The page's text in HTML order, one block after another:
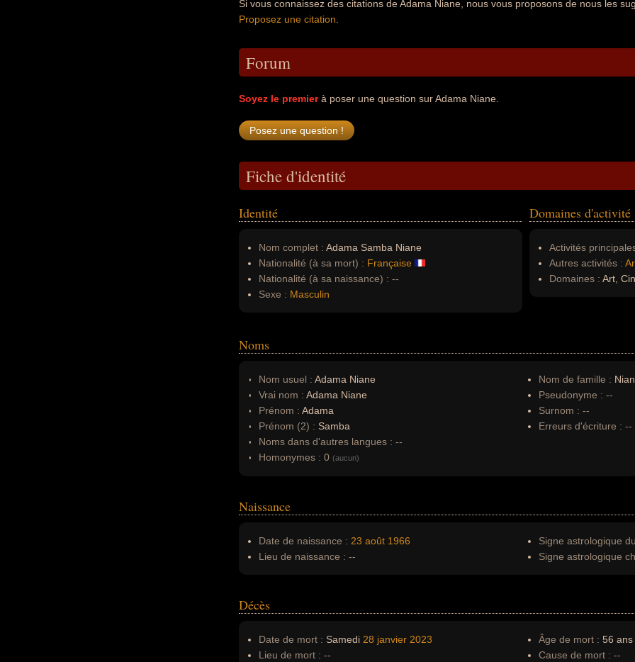
Si vous connaissez des citations de Adama Niane, nous vous proposons de nous les
Proposez une citation
Forum
Soyez le premierà poser une question sur Adama Niane.
Fiche d'identité
Identité
Nom complet : Adama Samba Niane
Nationalité (à sa mort) : Française
Nationalité (à sa naissance) : --
Sexe : Masculin
Domaines d'activité
Activités
Autres activités :
Domaines : Art,
Noms
Nom usuel : Adama Niane
Vrai nom : Adama Niane
Prénom : Adama
Prénom (2) : Samba
Noms dans d'autres langues : --
Homonymes : 0 (aucun)
Nom de famille :
Pseudonyme : --
Surnom : --
Erreurs d'écriture : --
Naissance
Date de naissance : 23 août 1966
Lieu de naissance : --
Signe astrologique
Signe astrologique
Décès
Date de mort : Samedi 28 janvier 2023
Lieu de mort : --
Âge de mort : 56 ans
Cause de mort : --